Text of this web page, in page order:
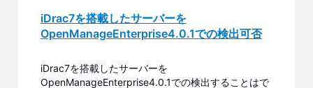
iDrac7を搭載したサーバーを
OpenManageEnterprise4.0.1での検出可否
iDrac7を搭載したサーバーを
OpenManageEnterprise4.0.1での検出することはで